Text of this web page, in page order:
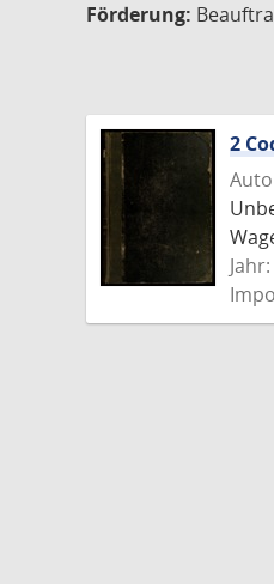
Förderung:
2
Jahr: